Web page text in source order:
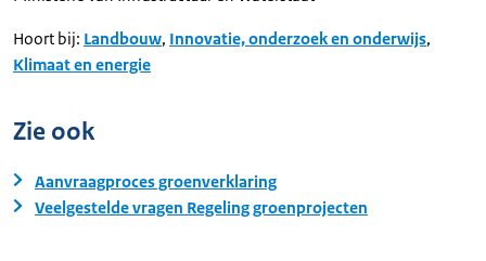
Hoort bij: Landbouw, Innovatie, onderzoek en onderwijs,
Klimaat en energie
Zie ook
Aanvraagproces groenverklaring
Veelgestelde vragen Regeling groenprojecten